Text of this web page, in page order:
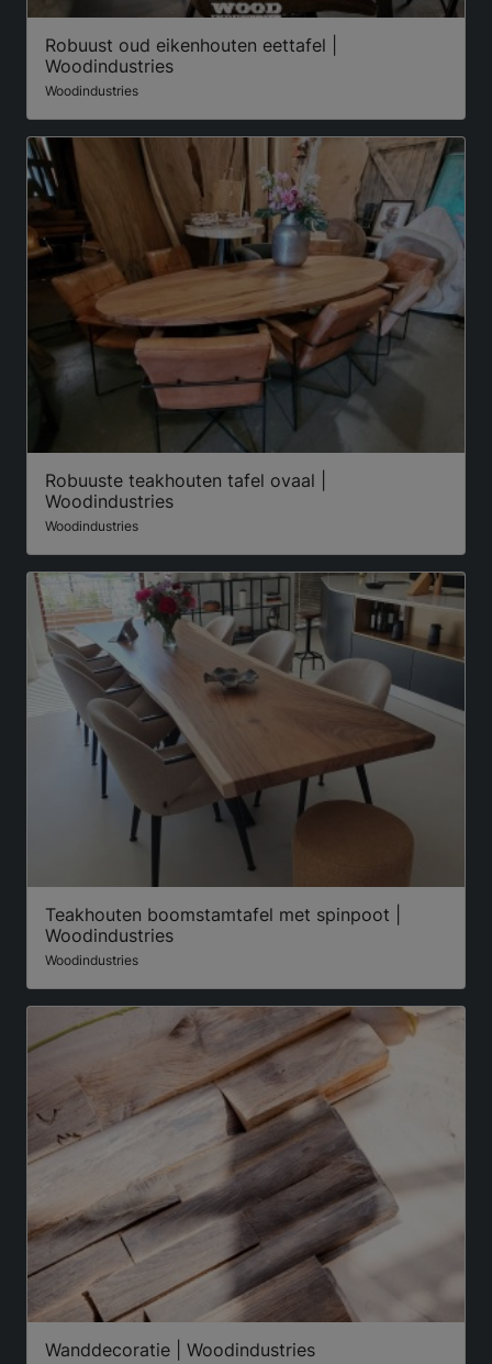
Robuust oud eikenhouten eettafel |
Woodindustries
Woodindustries
Robuuste teakhouten tafel ovaal |
Woodindustries
Woodindustries
Teakhouten boomstamtafel met spinpoot |
Woodindustries
Woodindustries
Wanddecoratie | Woodindustries